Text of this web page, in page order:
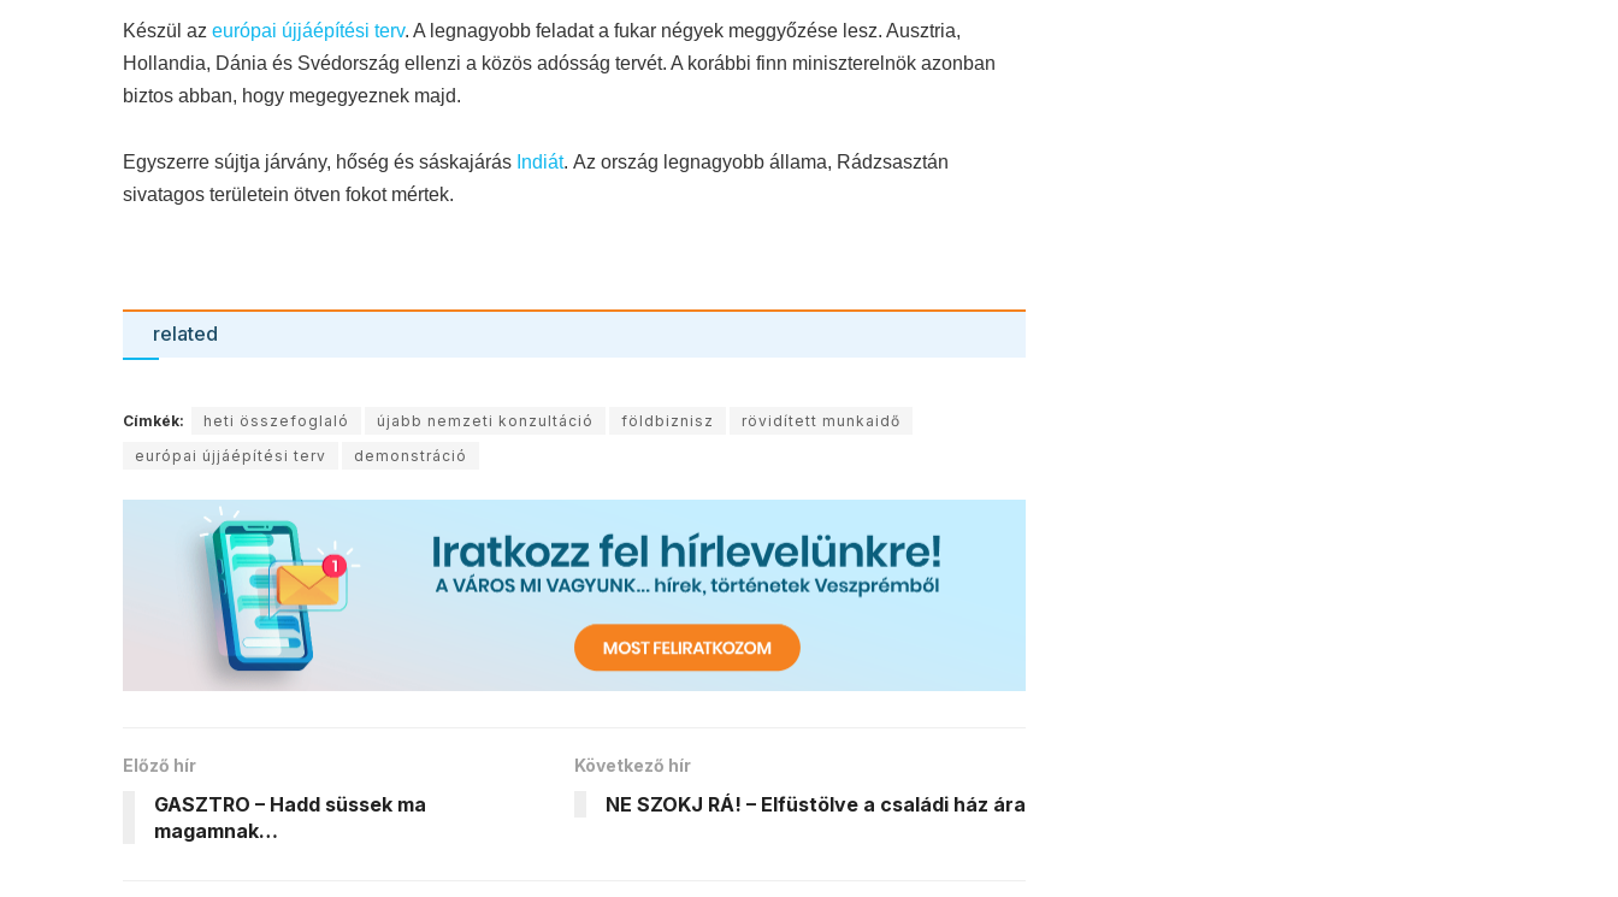
Készül az európai újjáépítési terv. A legnagyobb feladat a fukar négyek meggyőzése lesz. Ausztria,
Hollandia, Dánia és Svédország ellenzi a közös adósság tervét. A korábbi finn miniszterelnök azonban
biztos abban, hogy megegyeznek majd.
Egyszerre sújtja járvány, hőség és sáskajárás Indiát. Az ország legnagyobb állama, Rádzsasztán
sivatagos területein ötven fokot mértek.
related
Címkék: heti összefoglaló újabb nemzeti konzultáció földbiznisz
rövidített munkaidő
európai újjáépítési terv
demonstráció
Előző hír
GASZTRO – Hadd süssek ma
magamnak…
Következő hír
NE SZOKJ RÁ! – Elfüstölve a családi ház ára